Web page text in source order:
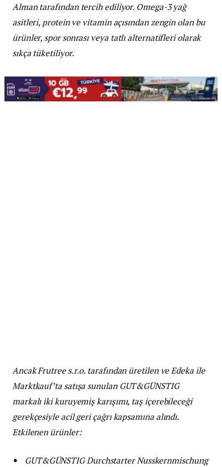
Alman tarafından tercih ediliyor. Omega-3 yağ
asitleri, protein ve vitamin açısından zengin olan bu
ürünler, spor sonrası veya tatlı alternatifleri olarak
sıkça tüketiliyor.
Ancak Frutree s.r.o. tarafından üretilen ve Edeka ile
Marktkauf’ta satışa sunulan GUT&GÜNSTIG
markalı iki kuruyemiş karışımı, taş içerebileceği
gerekçesiyle acil geri çağrı kapsamına alındı.
Etkilenen ürünler:
GUT&GÜNSTIG Durchstarter Nusskernmischung